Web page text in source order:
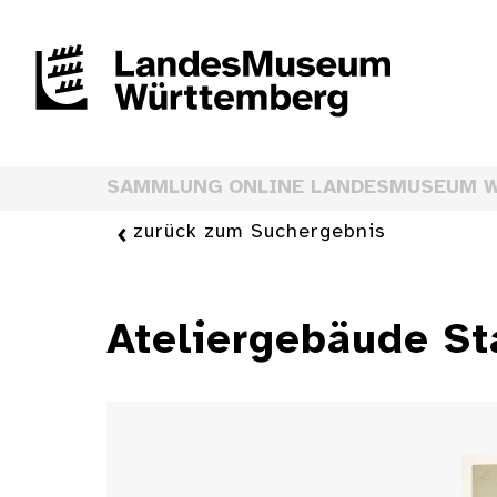
SAMMLUNG ONLINE LANDESMUSEUM
zurück zum Suchergebnis
Ateliergebäude